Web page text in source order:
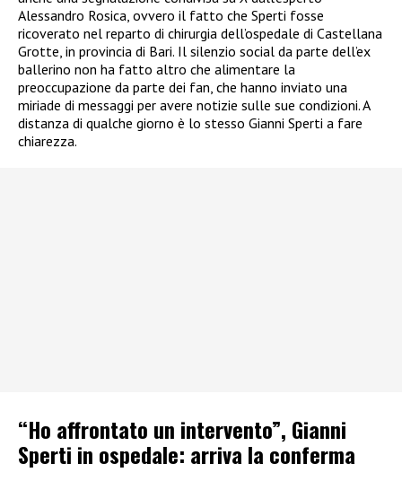
Alessandro Rosica, ovvero il fatto che Sperti fosse
ricoverato nel reparto di chirurgia dell’ospedale di Castellana
Grotte, in provincia di Bari. Il silenzio social da parte dell’ex
ballerino non ha fatto altro che alimentare la
preoccupazione da parte dei fan, che hanno inviato una
miriade di messaggi per avere notizie sulle sue condizioni. A
distanza di qualche giorno è lo stesso Gianni Sperti a fare
chiarezza.
“Ho affrontato un intervento”, Gianni
Sperti in ospedale: arriva la conferma